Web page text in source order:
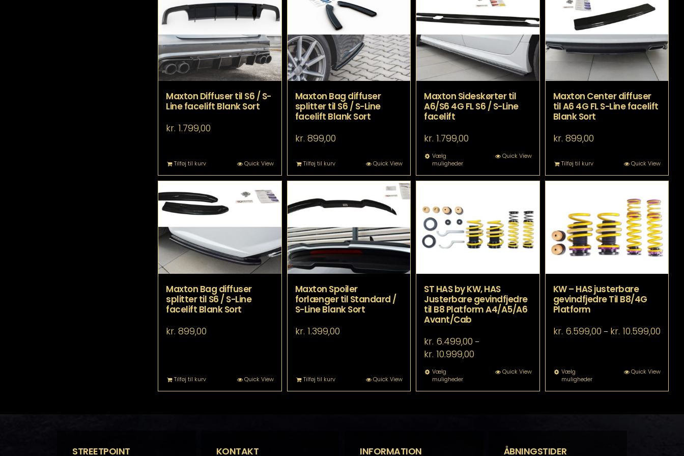
Maxton Diffuser til S6 / S-
Line facelift Blank Sort
kr. 1.799,00
Tilføj til kurv Quick View
Maxton Bag diffuser
splitter til S6 / S-Line
facelift Blank Sort
kr. 899,00
Tilføj til kurv Quick View
Maxton Sideskørter til
A6/S6 4G FL S6 / S-Line
facelift
kr. 1.799,00
Vælg
muligheder
Dette
har
vælges
på
varesiden
Quick View
Maxton Center diffuser
til A6 4G FL S-Line facelift
Blank Sort
kr. 899,00
Tilføj til kurv Quick View
Maxton Bag diffuser
splitter til S6 / S-Line
facelift Blank Sort
kr. 899,00
Tilføj til kurv Quick View
Maxton Spoiler
forlænger til Standard /
S-Line Blank Sort
kr. 1.399,00
Tilføj til kurv Quick View
ST HAS by KW, HAS
Justerbare gevindfjedre
til B8 Platform A4/A5/A6
Avant/Cab
kr. 6.499,00 –
kr. 10.999,00
Vælg
muligheder
Dette
har
Quick View
KW – HAS justerbare
gevindfjedre Til B8/4G
Platform
kr. 6.599,00 – kr. 10.599,00
Vælg
muligheder
Dette
har
Quick View
STREETPOINT KONTAKT INFORMATION ÅBNINGSTIDER